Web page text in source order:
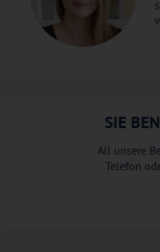
SIE
All unsere
Telefon